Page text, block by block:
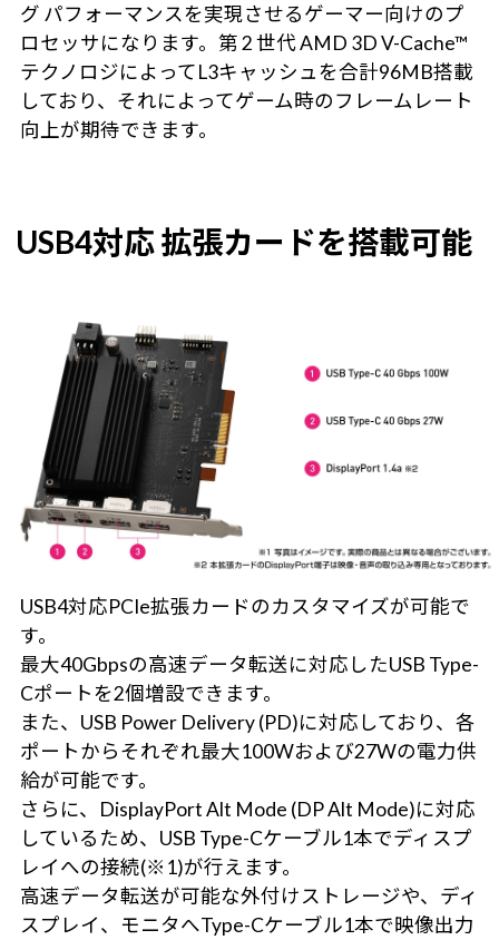
グ パフォーマンスを実現させるゲーマー向けのプ
ロセッサになります。第 2 世代 AMD 3D V-Cache™
テクノロジによってL3キャッシュを合計96MB搭載
しており、それによってゲーム時のフレームレート
向上が期待できます。
USB4対応 拡張カードを搭載可能
USB4対応PCIe拡張カードのカスタマイズが可能で
す。
最大40Gbpsの高速データ転送に対応したUSB Type-
Cポートを2個増設できます。
また、USB Power Delivery (PD)に対応しており、各
ポートからそれぞれ最大100Wおよび27Wの電力供
給が可能です。
さらに、DisplayPort Alt Mode (DP Alt Mode)に対応
しているため、USB Type-Cケーブル1本でディスプ
レイへの接続(※1)が行えます。
高速データ転送が可能な外付けストレージや、ディ
スプレイ、モニタへType-Cケーブル1本で映像出力